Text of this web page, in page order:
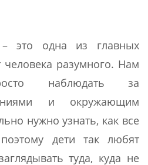
– это одна из главных
человека разумного. Нам
наблюдать за
и окружающим
нужно узнать, как все
дети так любят
туда, куда не